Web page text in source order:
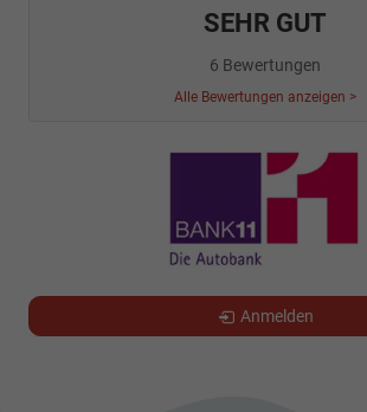
SEHR GUT
6 Bewertungen
Alle Bewertungen anzeigen >
Anmelden